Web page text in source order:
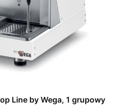
Line by Wega, 1 grupowy